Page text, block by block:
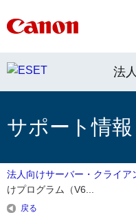
法
サポート情
法人向けサーバー・クライ
けプログラム（V6...
戻る